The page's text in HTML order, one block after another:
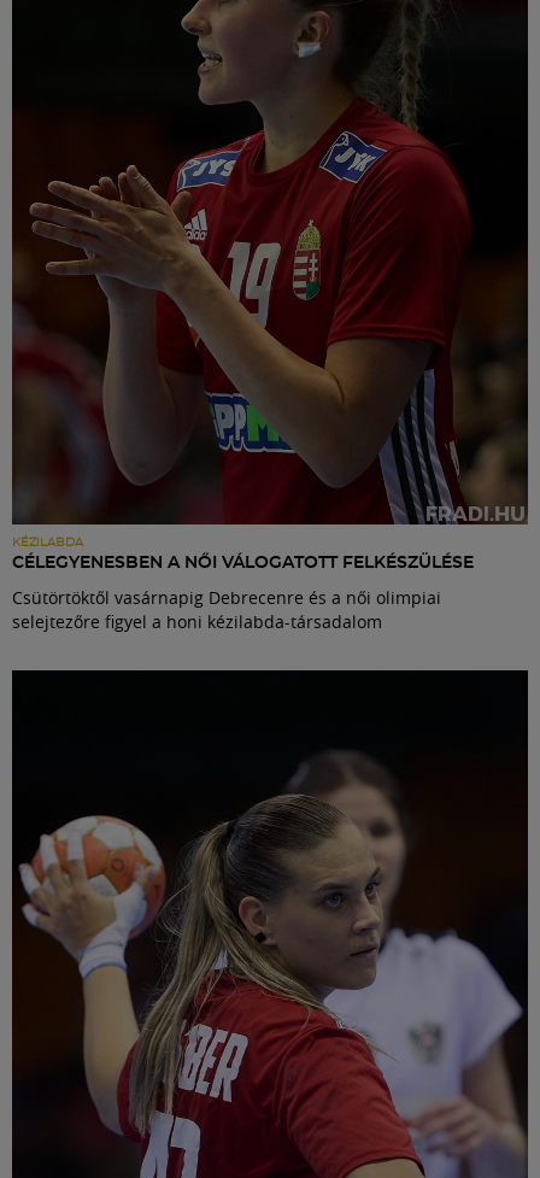
KÉZILABDA
CÉLEGYENESBEN A NŐI VÁLOGATOTT FELKÉSZÜLÉSE
Csütörtöktől vasárnapig Debrecenre és a női olimpiai
selejtezőre figyel a honi kézilabda-társadalom